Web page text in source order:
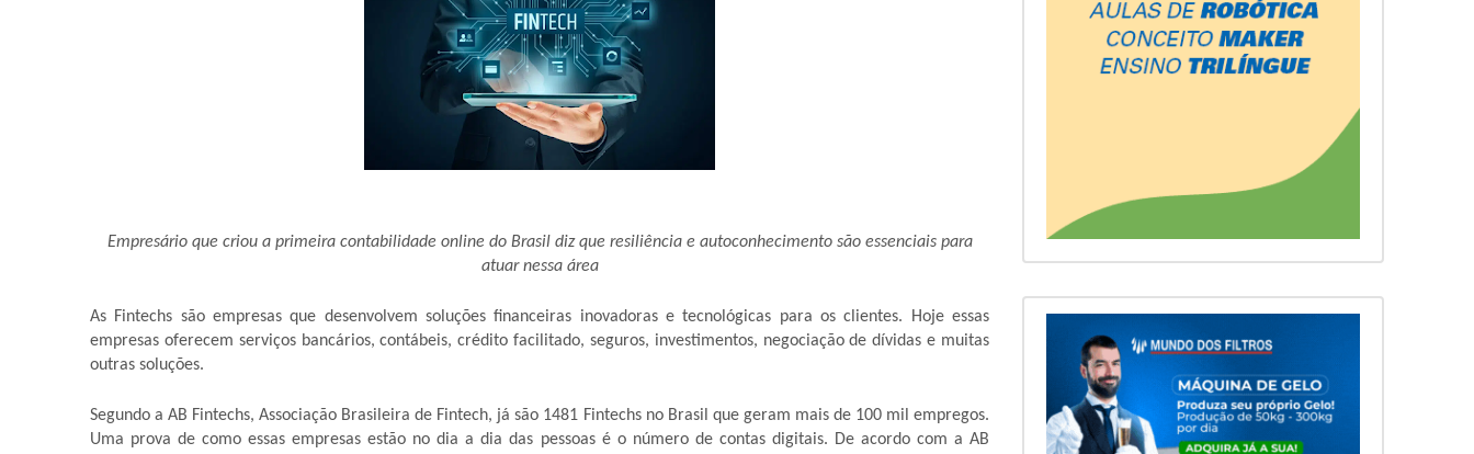
Empresário que criou a primeira contabilidade online do Brasil diz que resiliência e autoconhecimento são essenciais para
atuar nessa área
As Fintechs são empresas que desenvolvem soluções financeiras inovadoras e tecnológicas para os clientes. Hoje essas
empresas oferecem serviços bancários, contábeis, crédito facilitado, seguros, investimentos, negociação de dívidas e muitas
outras soluções.
Segundo a AB Fintechs, Associação Brasileira de Fintech, já são 1481 Fintechs no Brasil que geram mais de 100 mil empregos.
Uma prova de como essas empresas estão no dia a dia das pessoas é o número de contas digitais. De acordo com a AB